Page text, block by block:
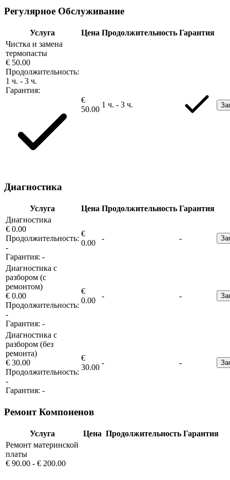
Регулярное Обслуживание
Услуга Цена Продолжительность Гарантия
Чистка и замена
термопасты
€ 50.00
Продолжительность:
1 ч. - 3 ч.
Гарантия:
€
50.00
1 ч. - 3 ч.
Диагностика
Услуга Цена Продолжительность Гарантия
Диагностика
€ 0.00
Продолжительность:
-
Гарантия: -
€
0.00
- -
Диагностика с
разбором (с
ремонтом)
€ 0.00
Продолжительность:
-
Гарантия: -
€
0.00
- -
Диагностика с
разбором (без
ремонта)
€ 30.00
Продолжительность:
-
Гарантия: -
€
30.00
- -
Ремонт Компоненов
Услуга Цена Продолжительность Гарантия
Ремонт материнской
платы
€ 90.00 - € 200.00